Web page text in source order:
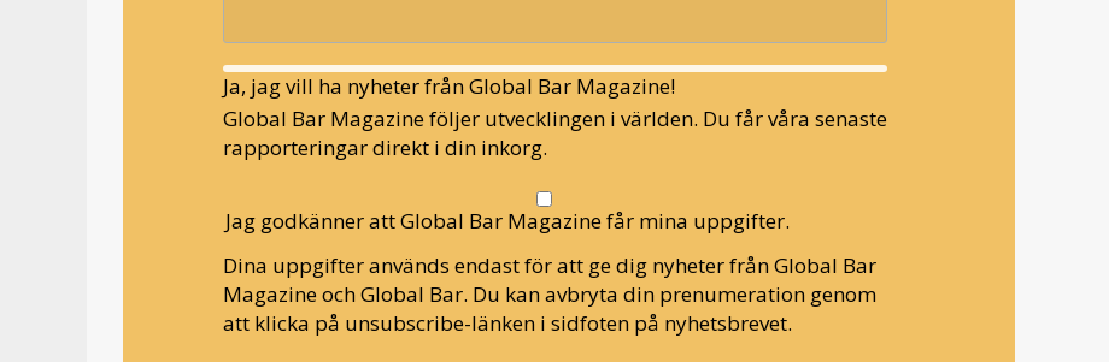
Ja, jag vill ha nyheter från Global Bar Magazine!
Global Bar Magazine följer utvecklingen i världen. Du får våra senaste
rapporteringar direkt i din inkorg.
Jag godkänner att Global Bar Magazine får mina uppgifter.
Dina uppgifter används endast för att ge dig nyheter från Global Bar
Magazine och Global Bar. Du kan avbryta din prenumeration genom
att klicka på unsubscribe-länken i sidfoten på nyhetsbrevet.